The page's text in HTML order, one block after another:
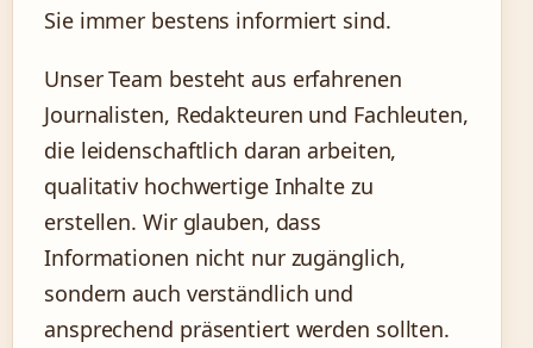
Sie immer bestens informiert sind.
Unser Team besteht aus erfahrenen
Journalisten, Redakteuren und Fachleuten,
die leidenschaftlich daran arbeiten,
qualitativ hochwertige Inhalte zu
erstellen. Wir glauben, dass
Informationen nicht nur zugänglich,
sondern auch verständlich und
ansprechend präsentiert werden sollten.